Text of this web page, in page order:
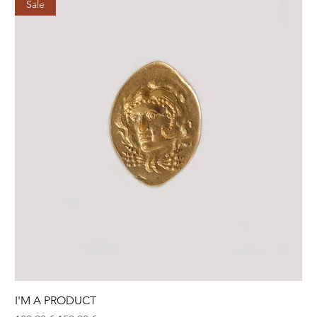
Sale
I'M A PRODUCT